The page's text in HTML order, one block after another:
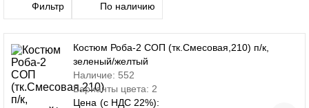
Фильтр По наличию
Костюм Роба-2 СОП (тк.Смесовая,210) п/к,
зеленый/желтый
Наличие: 552
Варианты цвета: 2
Цена (с НДС 22%):